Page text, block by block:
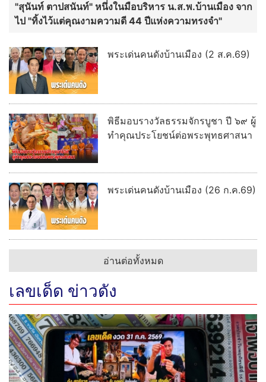
"สุนันท์ ตาปสนันท์" หนึ่งในมือบริหาร น.ส.พ.บ้านเมือง จาก
ไป "ทิ้งไว้แต่คุณงามความดี 44 ปีแห่งความทรงจำ"
พระเด่นคนดังบ้านเมือง (2 ส.ค.69)
พิธีมอบรางวัลธรรมจักรบูชา ปี ๖๙ ผู้
ทำคุณประโยชน์ต่อพระพุทธศาสนา
พระเด่นคนดังบ้านเมือง (26 ก.ค.69)
อ่านต่อทั้งหมด
เลขเด็ด ข่าวดัง